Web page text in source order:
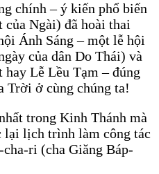
chính – ý kiến ​​phổ biến
Ngài) đã hoài thai
Ánh Sáng – một lễ hội
của dân Do Thái) và
Lễ Lều Tạm – đúng
Trời ở cùng chúng ta!
trong Kinh Thánh mà
lại lịch trình làm công tác
ri (cha Giăng Báp-